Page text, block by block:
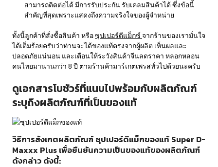
สามารถติดต่อได้ มีการรับประกัน รับเคลมสินค้าได้ ซึ่งข้อนี้
สำคัญที่สุดเพราะแสดงถึงความจริงใจของผู้จำหน่าย
ทั้งนี้ลูกค้าที่สั่งซื้อสินค้า หรือซุปเปอร์ดีแม็กซ์ จากร้านของเรามั่นใจ
ได้เต็มร้อยครับว่าท่านจะได้ของแท้ตรงจากผู้ผลิต เห็นผลและ
ปลอดภัยแน่นอน และเตือนให้ระวังสินค้าจีนลดราคา หลอกหลอน
คนไทยมานานกว่า 8 ปี ตามร้านค้ามาร์เกตเพรสทั่วไปด้วยนะครับ
ดูเอกสารโบชัวร์ที่แนบไปพร้อมกับผลิตภัณฑ์
ระบุถึงผลิตภัณฑ์ที่เป็นของแท้
วิธีการสังเกตผลิตภัณฑ์ ซุปเปอร์ดีแม็กของแท้ Super D-
Maxxx Plus เพื่อยืนยันความเป็นของแท้ของผลิตภัณฑ์
ดังกล่าว ดังนี้: